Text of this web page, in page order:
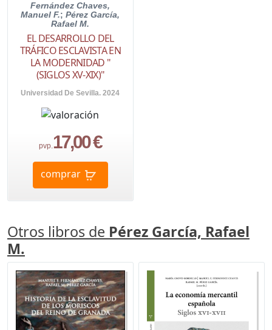
Fernández Chaves,
Manuel F.;Pérez García,
Rafael M.
EL DESARROLLO DEL
TRÁFICO ESCLAVISTA EN
LA MODERNIDAD "
(SIGLOS XV-XIX)"
Universidad De Sevilla. 2024
pvp.17,00 €
comprar
Otros libros de Pérez García, Rafael
M.